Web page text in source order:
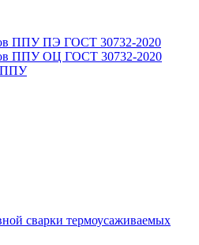
ППУ ПЭ ГОСТ 30732-2020
ППУ ОЦ ГОСТ 30732-2020
ППУ
сварки термоусаживаемых